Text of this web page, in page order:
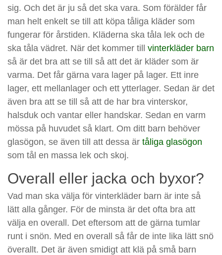
sig. Och det är ju så det ska vara. Som förälder får
man helt enkelt se till att köpa tåliga kläder som
fungerar för årstiden. Kläderna ska tåla lek och de
ska tåla vädret. När det kommer till vinterkläder barn
så är det bra att se till så att det är kläder som är
varma. Det får gärna vara lager på lager. Ett inre
lager, ett mellanlager och ett ytterlager. Sedan är det
även bra att se till så att de har bra vinterskor,
halsduk och vantar eller handskar. Sedan en varm
mössa på huvudet så klart. Om ditt barn behöver
glasögon, se även till att dessa är tåliga glasögon
som tål en massa lek och skoj.
Overall eller jacka och byxor?
Vad man ska välja för vinterkläder barn är inte så
lätt alla gånger. För de minsta är det ofta bra att
välja en overall. Det eftersom att de gärna tumlar
runt i snön. Med en overall så får de inte lika lätt snö
överallt. Det är även smidigt att klä på små barn